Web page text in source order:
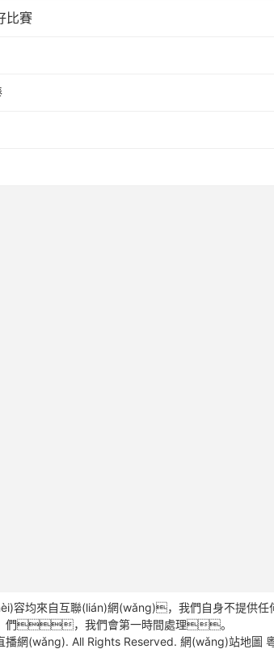
比賽
容均來自互聯(lián)網(wǎng)，我們自身不提供
們，我們會第一時間處理。
網(wǎng). All Rights Reserved. 網(wǎng)站地圖